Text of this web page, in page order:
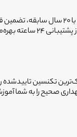
کشور و ۹۰ دفتر فعال، فرآیند غربال‌گری
تکنسین
صحیح را به شما